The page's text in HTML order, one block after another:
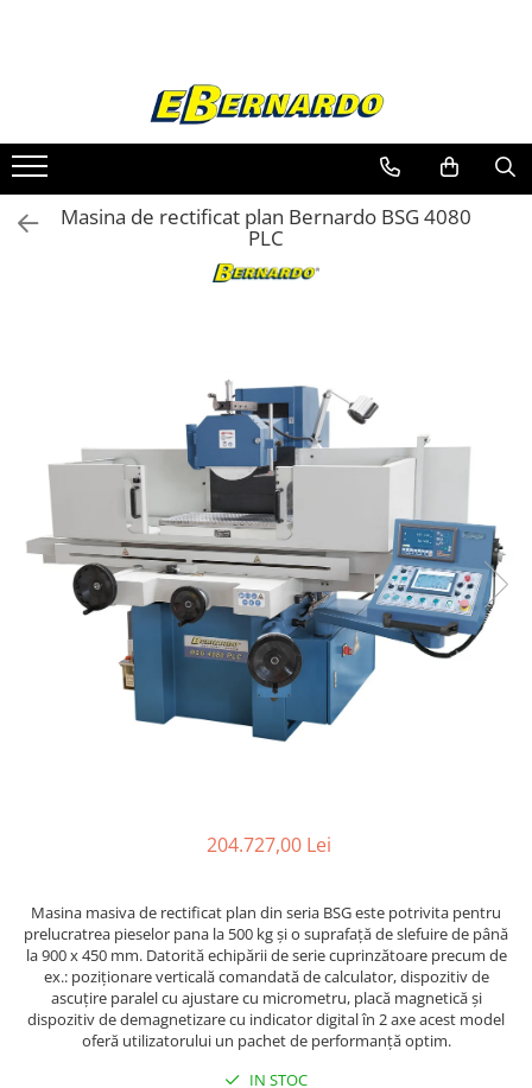
Prelucrare metal
Fierastraie pentru metal
Ferastraie mobile pentru metal
Fierastraie prelucrare metal
Ferastraie circulare pentru metal
Ferastraie metal cu banda si taiere
dubla semiautomate
Ferastraie prelucrare metal cu
banda si taiere dubla
Ferastraie verticale
Strunguri pentru metal
Strunguri CNC
Strunguri cu cutie de viteze
Strunguri cu surub de ghidare
Strunguri de precizie
Strunguri metal cu freza
Strunguri universale cu viteza
Masini de gaurit - Vario - cu masa
si coloana
Masini de gaurit cu angrenaj, masa
si coloana
Masini de gaurit cu coloana
Masini de gaurit cu coloana si cap
Masina de rectificat plan Bernardo BSG 4080
PLC
204.727,00 Lei
Masina masiva de rectificat plan din seria BSG este potrivita pentru
prelucratrea pieselor pana la 500 kg și o suprafață de slefuire de până
la 900 x 450 mm. Datorită echipării de serie cuprinzătoare precum de
ex.: poziţionare verticală comandată de calculator, dispozitiv de
ascuţire paralel cu ajustare cu micrometru, placă magnetică şi
dispozitiv de demagnetizare cu indicator digital în 2 axe acest model
oferă utilizatorului un pachet de performanţă optim.
IN STOC